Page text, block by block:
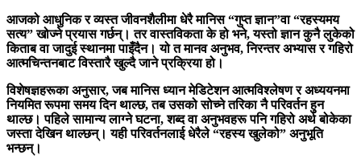
आजको आधुनिक र व्यस्त जीवनशैलीमा धेरै मानिस “गुप्त ज्ञान”वा “रहस्यमय
सत्य” खोज्ने प्रयास गर्छन्। तर वास्तविकता के हो भने, यस्तो ज्ञान कुनै लुकेको
किताब वा जादुई स्थानमा पाइँदैन। यो त मानव अनुभव, निरन्तर अभ्यास र गहिरो
आत्मचिन्तनबाट विस्तारै खुल्दै जाने प्रक्रिया हो।
विशेषज्ञहरूका अनुसार, जब मानिस ध्यान मेडिटेशन आत्मविश्लेषण र अध्ययनमा
नियमित रूपमा समय दिन थाल्छ, तब उसको सोच्ने तरिका नै परिवर्तन हुन
थाल्छ। पहिले सामान्य लाग्ने घटना, शब्द वा अनुभवहरू पनि गहिरो अर्थ बोकेका
जस्ता देखिन थाल्छन्। यही परिवर्तनलाई धेरैले “रहस्य खुलेको” अनुभूति
भन्छन्।